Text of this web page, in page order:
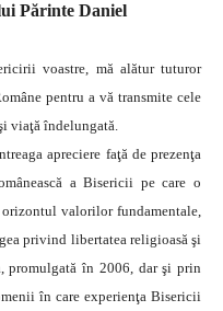
Părinte Daniel
voastre, mă alătur tuturor
pentru a vă transmite cele
viaţă îndelungată.
apreciere faţă de prezenţa
a Bisericii pe care o
valorilor fundamentale,
privind libertatea religioasă şi
promulgată în 2006, dar şi prin
în care experienţa Bisericii